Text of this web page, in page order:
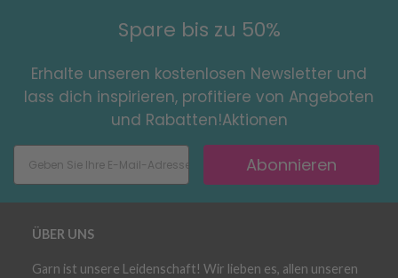
Spare bis zu 50%
Erhalte unseren kostenlosen Newsletter und
lass dich inspirieren, profitiere von Angeboten
und Rabatten!Aktionen
Abonnieren
ÜBER UNS
Garn ist unsere Leidenschaft! Wir lieben es, allen unseren